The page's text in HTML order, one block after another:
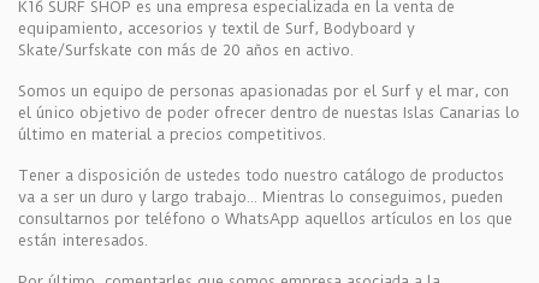
K16 SURF SHOP es una empresa especializada en la venta de
equipamiento, accesorios y textil de Surf, Bodyboard y
Skate/Surfskate con más de 20 años en activo.
Somos un equipo de personas apasionadas por el Surf y el mar, con
el único objetivo de poder ofrecer dentro de nuestas Islas Canarias lo
último en material a precios competitivos.
Tener a disposición de ustedes todo nuestro catálogo de productos
va a ser un duro y largo trabajo... Mientras lo conseguimos, pueden
consultarnos por teléfono o WhatsApp aquellos artículos en los que
están interesados.